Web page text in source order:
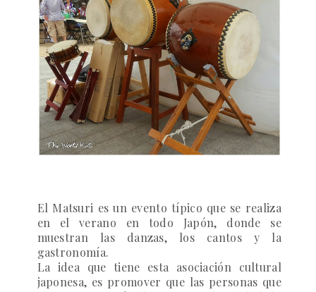
El Matsuri es un evento típico que se realiza
en el verano en todo Japón, donde se
muestran las danzas, los cantos y la
gastronomía.
La idea que tiene esta asociación cultural
japonesa, es promover que las personas que